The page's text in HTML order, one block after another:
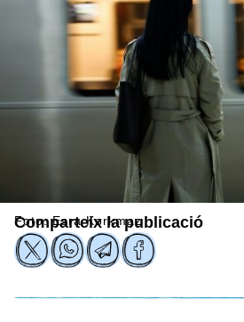
Foto: Esra Korkmaz
Comparteix la publicació